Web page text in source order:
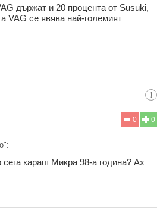
държат и 20 процента от Susuki,
VAG се явява най-големият
0
0
караш Микра 98-а година? Ах